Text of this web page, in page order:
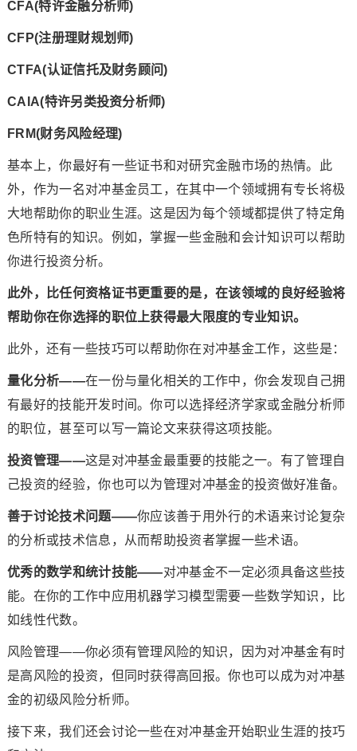
CFA(特许金融分析师)
CFP(注册理财规划师)
CTFA(认证信托及财务顾问)
CAIA(特许另类投资分析师)
FRM(财务风险经理)
基本上，你最好有一些证书和对研究金融市场的热情。此
外，作为一名对冲基金员工，在其中一个领域拥有专长将极
大地帮助你的职业生涯。这是因为每个领域都提供了特定角
色所特有的知识。例如，掌握一些金融和会计知识可以帮助
你进行投资分析。
此外，比任何资格证书更重要的是，在该领域的良好经验将
帮助你在你选择的职位上获得最大限度的专业知识。
此外，还有一些技巧可以帮助你在对冲基金工作，这些是：
量化分析——在一份与量化相关的工作中，你会发现自己拥
有最好的技能开发时间。你可以选择经济学家或金融分析师
的职位，甚至可以写一篇论文来获得这项技能。
投资管理——这是对冲基金最重要的技能之一。有了管理自
己投资的经验，你也可以为管理对冲基金的投资做好准备。
善于讨论技术问题——你应该善于用外行的术语来讨论复杂
的分析或技术信息，从而帮助投资者掌握一些术语。
优秀的数学和统计技能——对冲基金不一定必须具备这些技
能。在你的工作中应用机器学习模型需要一些数学知识，比
如线性代数。
风险管理——你必须有管理风险的知识，因为对冲基金有时
是高风险的投资，但同时获得高回报。你也可以成为对冲基
金的初级风险分析师。
接下来，我们还会讨论一些在对冲基金开始职业生涯的技巧